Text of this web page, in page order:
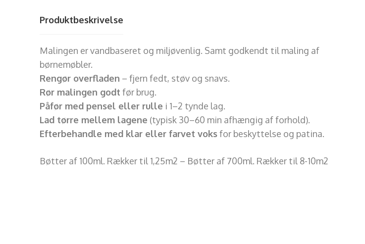
Produktbeskrivelse
Malingen er vandbaseret og miljøvenlig. Samt godkendt til maling af
børnemøbler.
Rengør overfladen – fjern fedt, støv og snavs.
Rør malingen godt før brug.
Påfør med pensel eller rulle i 1–2 tynde lag.
Lad tørre mellem lagene (typisk 30–60 min afhængig af forhold).
Efterbehandle med klar eller farvet voksfor beskyttelse og patina.
Bøtter af 100ml. Rækker til 1,25m2 – Bøtter af 700ml. Rækker til 8-10m2